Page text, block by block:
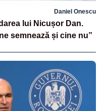
Daniel Onescu
lui Nicușor Dan.
semnează și cine nu”